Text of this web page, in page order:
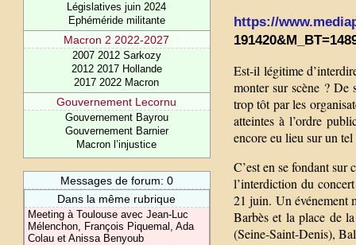
Législatives juin 2024
Ephéméride militante
Macron 2 2022-2027
2007 2012 Sarkozy
2012 2017 Hollande
2017 2022 Macron
Gouvernement Lecornu
Gouvernement Bayrou
Gouvernement Barnier
Macron l’injustice
Messages de forum: 0
Dans la même rubrique
Meeting à Toulouse avec Jean-Luc
Mélenchon, François Piquemal, Ada
Colau et Anissa Benyoub
https://
Est-il légitime
monter sur scène ? De
trop tôt par les
atteintes à l’ordre
encore eu lieu sur un tel
C’est en se fondant
l’interdiction du
21 juin. Un événement
Barbès et la place de
(Seine-Saint-Denis),